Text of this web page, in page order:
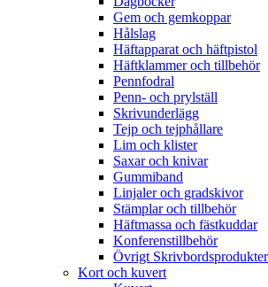
Gem och gemkoppar
Hålslag
Häftapparat och häftpistol
Häftklammer och tillbehör
Pennfodral
Penn- och prylställ
Skrivunderlägg
Tejp och tejphållare
Lim och klister
Saxar och knivar
Gummiband
Linjaler och gradskivor
Stämplar och tillbehör
Häftmassa och fästkuddar
Konferenstillbehör
Övrigt Skrivbordsprodukter
Kort och kuvert